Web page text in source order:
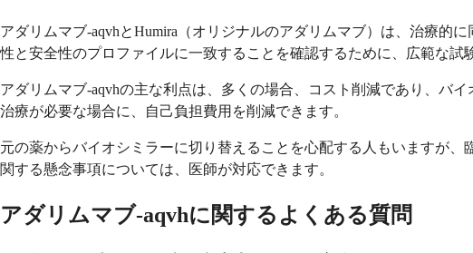
アダリムマブ-aqvhとHumira（オリジナルのアダリムマブ）は、治療的
性と安全性のプロファイルに一致することを確認するために、広範な試
アダリムマブ-aqvhの主な利点は、多くの場合、コスト削減であり、バ
治療が必要な場合に、自己負担費用を削減できます。
元の薬からバイオシミラーに切り替えることを心配する人もいますが
関する懸念事項については、医師が対応できます。
アダリムマブ-aqvhに関するよくある質問